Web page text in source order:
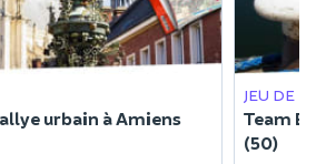
urbain à Amiens
JEU DE
Team
(50)